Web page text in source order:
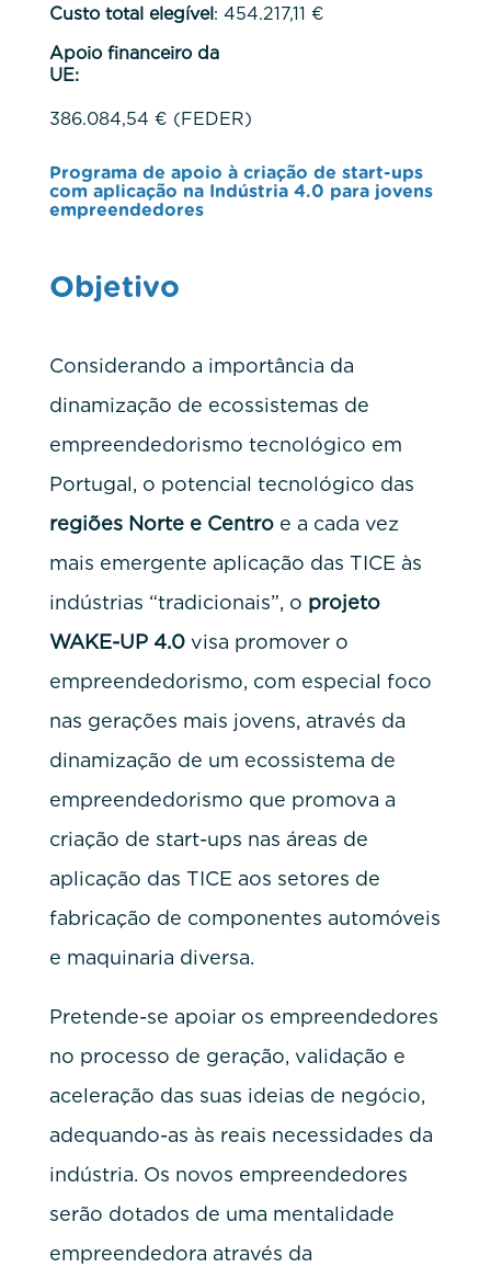
Custo total elegível: 454.217,11 €
Apoio financeiro da
UE:
386.084,54 € (FEDER)
Programa de apoio à criação de start-ups
com aplicação na Indústria 4.0 para jovens
empreendedores
Objetivo
Considerando a importância da
dinamização de ecossistemas de
empreendedorismo tecnológico em
Portugal, o potencial tecnológico das
regiões Norte e Centro e a cada vez
mais emergente aplicação das TICE às
indústrias “tradicionais”, o projeto
WAKE-UP 4.0 visa promover o
empreendedorismo, com especial foco
nas gerações mais jovens, através da
dinamização de um ecossistema de
empreendedorismo que promova a
criação de start-ups nas áreas de
aplicação das TICE aos setores de
fabricação de componentes automóveis
e maquinaria diversa.
Pretende-se apoiar os empreendedores
no processo de geração, validação e
aceleração das suas ideias de negócio,
adequando-as às reais necessidades da
indústria. Os novos empreendedores
serão dotados de uma mentalidade
empreendedora através da